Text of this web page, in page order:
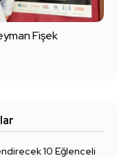
Fişek
10 Eğlenceli